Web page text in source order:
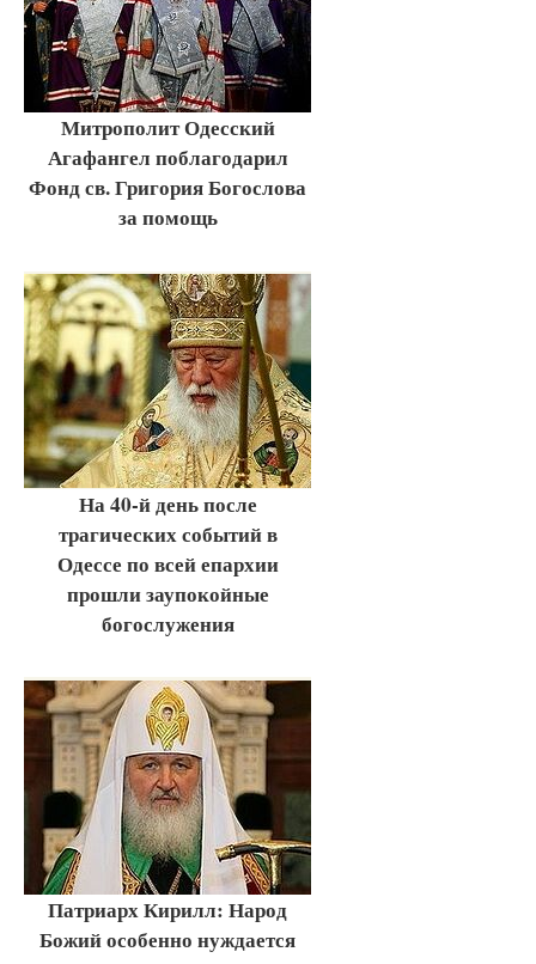
Митрополит Одесский
Агафангел поблагодарил
Фонд св. Григория Богослова
за помощь
На 40-й день после
трагических событий в
Одессе по всей епархии
прошли заупокойные
богослужения
Патриарх Кирилл: Народ
Божий особенно нуждается